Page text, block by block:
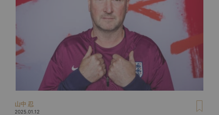
山中 忍
2025.01.12